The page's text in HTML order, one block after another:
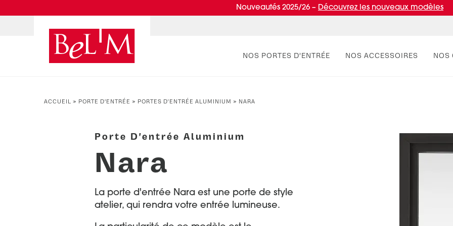
Nouveautés 2025/26 – Découvrez les nouveaux modèles
NOS PORTES D’ENTRÉE
PAR TYPE
Portes de service
Portes d’entrée grand trafic
PAR STYLE
Portes d’entrée classiques
NOS ACCESSOIRES
PAR TYPE
NOS
S'INSPIRER ET CHOISIR
Idées d'aménagement
Une entrée sur mesure
Accueil connecté
Faire mon choix
RÉUSSIR MON PROJET
Normes & fiscalité
ACCUEIL » PORTE D’ENTRÉE » PORTES D'ENTRÉE ALUMINIUM » NARA
Porte D'entrée Aluminium
Nara
La porte d'entrée Nara est une porte de style
atelier, qui rendra votre entrée lumineuse.